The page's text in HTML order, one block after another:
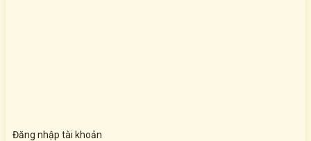
Đăng nhập tài khoản